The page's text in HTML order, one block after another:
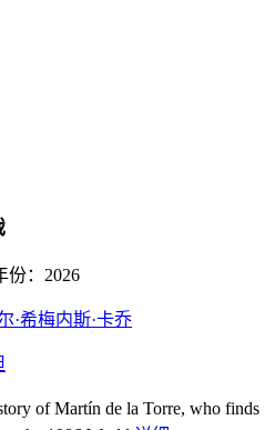
份： 2026
·希梅内斯·卡乔
of Martín de la Torre, who finds